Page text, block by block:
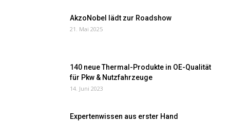
AkzoNobel lädt zur Roadshow
21. Mai 2025
140 neue Thermal-Produkte in OE-Qualität
für Pkw & Nutzfahrzeuge
14. Juni 2023
Expertenwissen aus erster Hand